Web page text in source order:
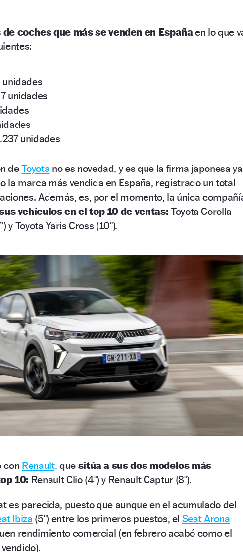
coches que más se venden en España en lo que
unidades
unidades
unidades
deToyota no es novedad, y es que la firma japonesa ya
la marca más vendida en España, registrado un total
Además, es, por el momento, la única
vehículos en el top 10 de ventas: Toyota Corolla
y Toyota Yaris Cross (10º).
con Renault, que sitúa a sus dos modelos más
10: Renault Clio (4º) y Renault Captur (8º).
es parecida, puesto que aunque en el acumulado del
Ibiza (5º) entre los primeros puestos, el Seat Arona
rendimiento comercial (en febrero acabó como el